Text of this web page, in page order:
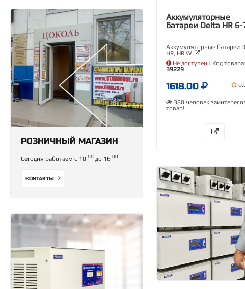
Аккумуляторные
батареи Delta HR 6-
Аккумуляторные батареи
HR, HR W
Не доступен | Код товара:
39229
1618.00
380 человек
товар!
РОЗНИЧНЫЙ МАГАЗИН
Сегодня работаем с 10 00 до 16 00
КОНТАКТЫ